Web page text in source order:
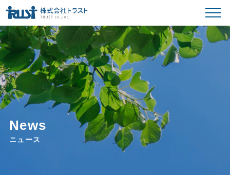
News
ニュース